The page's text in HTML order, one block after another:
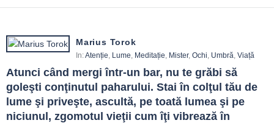
Marius Torok
In:Atenție, Lume, Meditație, Mister, Ochi, Umbră, Viață
Atunci când mergi într-un bar, nu te grăbi să
goleşti conţinutul paharului. Stai în colţul tău de
lume şi priveşte, ascultă, pe toată lumea şi pe
niciunul, zgomotul vieţii cum îţi vibrează în